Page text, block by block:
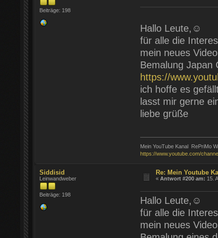
Beiträge: 198
Hallo Leute,☺️
für alle die
mein neues
Bemalung Japan
https://
ich hoffe es
lasst mir gerne
liebe grüße
Mein YouTube Kanal RePriMo
https://www.youtube.com/
Siddisid
Leinwandweber
Beiträge: 198
Re: Mein Youtube
«Antwort #200 am: 15.
Hallo Leute,☺️
für alle die
mein neues